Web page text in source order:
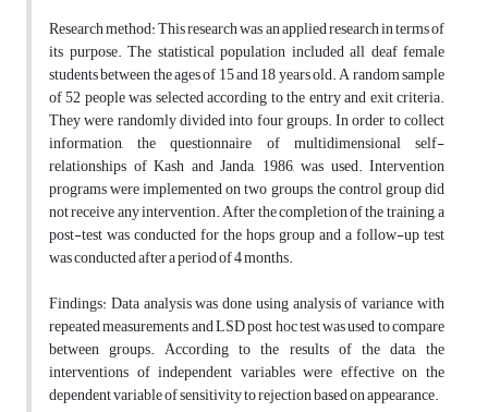
Research method: This research was an applied research in terms of
its purpose. The statistical population included all deaf female
students between the ages of 15 and 18 years old. A random sample
of 52 people was selected according to the entry and exit criteria.
They were randomly divided into four groups. In order to collect
information, the questionnaire of multidimensional self-
relationships of Kash and Janda, 1986, was used. Intervention
programs were implemented on two groups, the control group did
not receive any intervention. After the completion of the training, a
post-test was conducted for the hops group and a follow-up test
was conducted after a period of 4 months.
Findings: Data analysis was done using analysis of variance with
repeated measurements and LSD post hoc test was used to compare
between groups. According to the results of the data, the
interventions of independent variables were effective on the
dependent variable of sensitivity to rejection based on appearance.